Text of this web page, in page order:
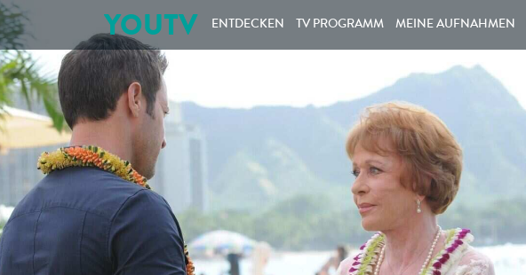
YOUTV ENTDECKEN TV PROGRAMM MEINE AUFNAHMEN